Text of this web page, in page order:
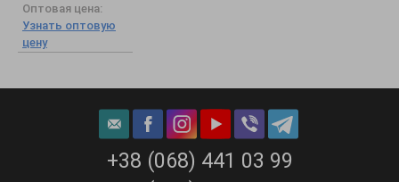
Оптовая цена:
Узнать оптовую
цену
+38 (068) 441 03 99